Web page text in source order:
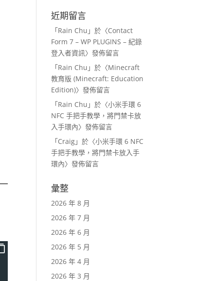
近期留言
「Rain Chu 」於〈Contact
Form 7 – WP PLUGINS – 紀錄
登入者資訊〉發佈留言
「Rain Chu 」於〈Minecraft
教育版 (Minecraft: Education
Edition)〉發佈留言
「Rain Chu 」於〈小米手環 6
NFC 手把手教學，將門禁卡放
入手環內〉發佈留言
「Craig 」於〈小米手環 6 NFC
手把手教學，將門禁卡放入手
環內〉發佈留言
彙整
2026 年 8 月
2026 年 7 月
2026 年 6 月
2026 年 5 月
2026 年 4 月
2026 年 3 月